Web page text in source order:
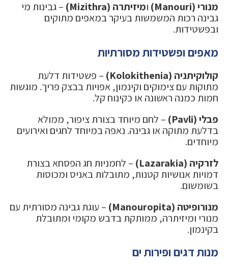
מנורי (Manouri)
ומיזיתרה (Mizithra)
– גבינות מי
גבינה רכות המשמשות בעיקר במאפים מתוקים
ובפשטידות.
מאפים ופשטידות מסורתיות
קולוקיתניה (Kolokithenia)
– פשטידות דלעת
מתוקות עם צימוקים וקינמון, אפויות בבצק פריך. מוגשות
חמות כמנה ראשונה או כקינוח קל.
פבלי (Pavli)
– לחם מיוחד בצורת ציפור, ממולא
בדלעת מתוקה או גבינה. נאפה במיוחד לחגים ואירועים
מיוחדים.
לזרקיה (Lazarakia)
– לחמניות חג הפסחא בצורת
דמויות אנושיות קטנות, מתובלות באניס ומכוסות
בשומשום.
מנורופיטה (Manouropita)
– עוגת גבינה מסורתית עם
מנורי ומיזיתרה, ממותקת בדבש מקומי ומתובלת
בקינמון.
מנות דגים ופירות ים